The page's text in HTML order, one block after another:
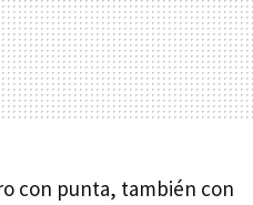
con punta, también con